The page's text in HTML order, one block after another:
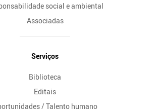
social e ambiental
Associadas
Serviços
Biblioteca
Editais
/ Talento humano